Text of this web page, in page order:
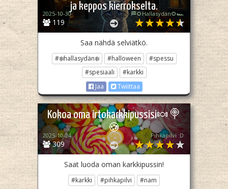
ja keppos kierrokselta.
119
2025-10-30 🏁🌻Hallasydän🌻🏎️
Saa nähdä selviätkö.
#❄️hallasydän❄️ #halloween
#spessu
#spesiaali
#karkki
Jaa
Twiittaa
Kokoa oma irtokarkkipussisi🍬🍭
🍪
309
2025-10-24 Pihkapilvi :D
Saat luoda oman karkkipussin!
#karkki #pihkapilvi
#nam